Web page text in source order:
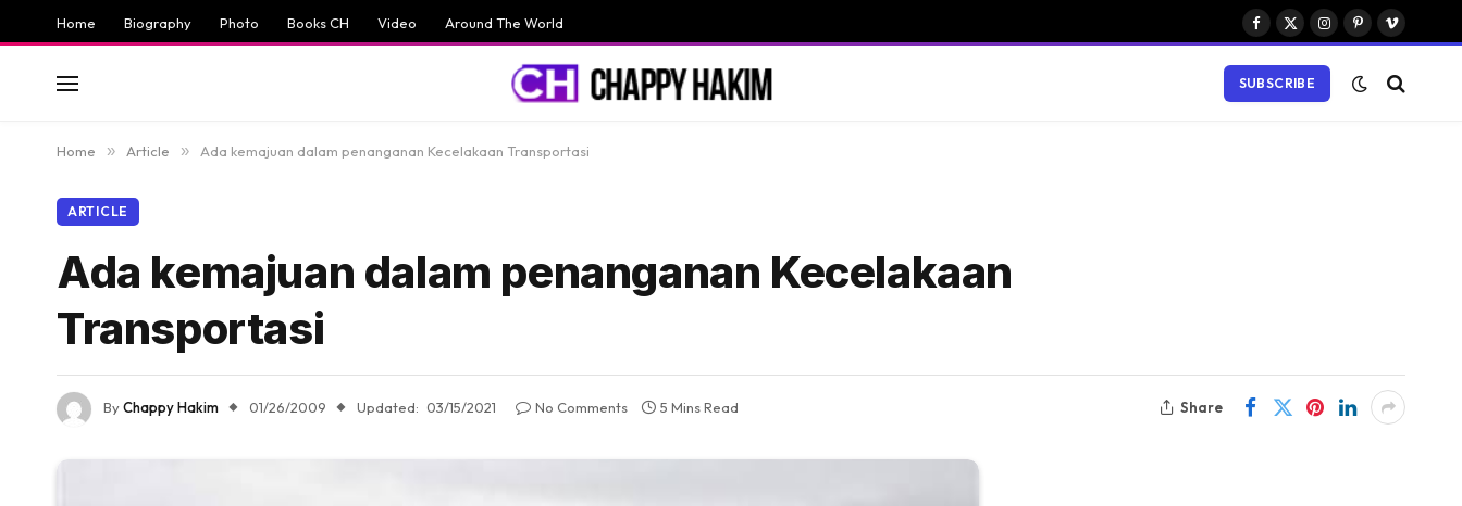
Home Biography Photo Books CH Video Around The World
Facebook
X
Instagram
PinterestVimeo
SUBSCRIBE
Home » Article » Ada kemajuan dalam penanganan Kecelakaan Transportasi
ARTICLE
Ada kemajuan dalam penanganan Kecelakaan
Transportasi
ByChappy Hakim 01/26/2009 Updated: 03/15/2021 No Comments 5 Mins Read Share